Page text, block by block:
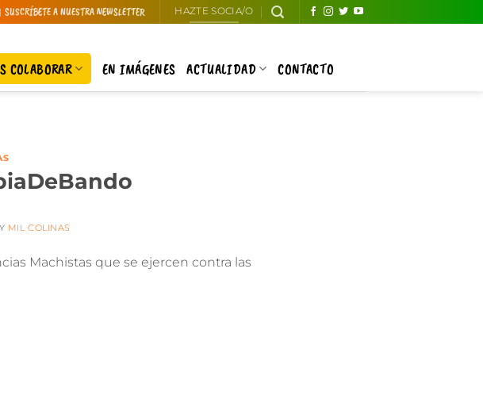
SUSCRÍBETE A NUESTRA NEWSLETTER HAZTE SOCIA/O
COLABORAR EN IMÁGENES ACTUALIDAD CONTACTO
MIL COLINAS
Machistas que se ejercen contra las